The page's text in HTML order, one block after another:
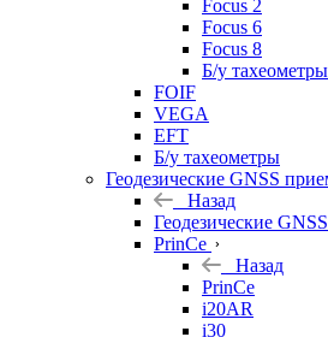
Focus 2
Focus 6
Focus 8
Б/у
FOIF
VEGA
EFT
Б/у тахеометры
Геодезические GNSS
Назад
Геодезические
PrinCe
Назад
PrinCe
i20AR
i30